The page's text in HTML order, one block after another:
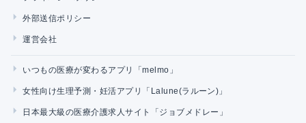
外部送信ポリシー
運営会社
いつもの医療が変わるアプリ「melmo」
女性向け生理予測・妊活アプリ「Lalune(ラルーン)」
日本最大級の医療介護求人サイト「ジョブメドレー」